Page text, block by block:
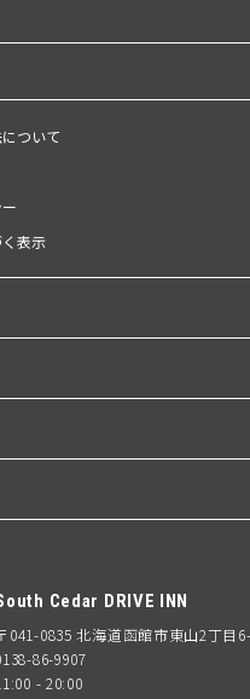
ついて
表示
Cedar DRIVE INN
041-0835 北海道函館市東山2丁目
86-9907
- 20:00